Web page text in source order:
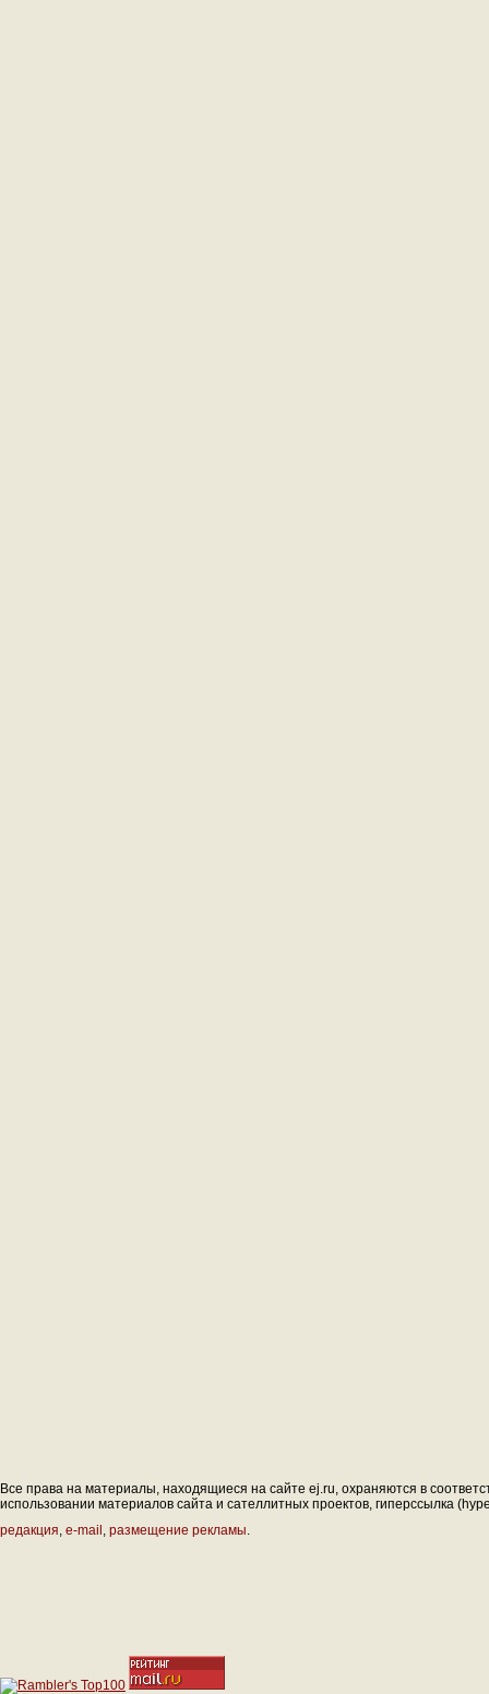
Все права на материалы, находящиеся на сайте ej.ru, охраняются в
использовании материалов сайта и сателлитных проектов, гиперссылка
редакция, e-mail , размещение рекламы.